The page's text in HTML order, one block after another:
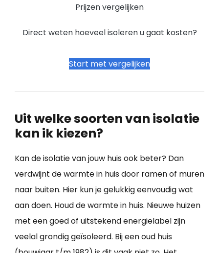
Prijzen vergelijken
Direct weten hoeveel isoleren u gaat kosten?
Start met vergelijken
Uit welke soorten van isolatie
kan ik kiezen?
Kan de isolatie van jouw huis ook beter? Dan
verdwijnt de warmte in huis door ramen of muren
naar buiten. Hier kun je gelukkig eenvoudig wat
aan doen. Houd de warmte in huis. Nieuwe huizen
met een goed of uitstekend energielabel zijn
veelal grondig geïsoleerd. Bij een oud huis